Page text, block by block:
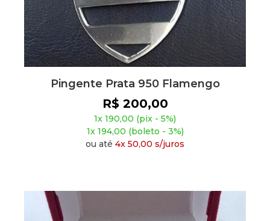
Pingente Prata 950 Flamengo
R$ 200,00
1x 190,00 (pix - 5%)
1x 194,00 (boleto - 3%)
ou até 4x 50,00 s/juros